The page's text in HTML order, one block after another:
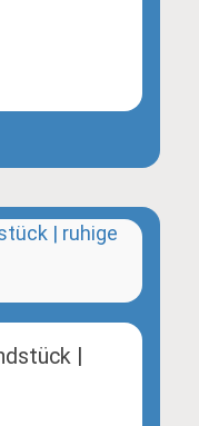
|